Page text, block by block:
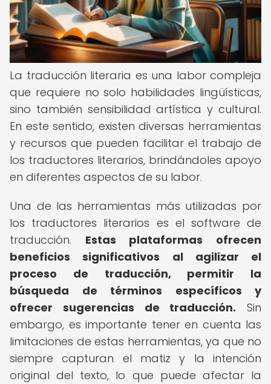
La traducción literaria es una labor compleja
que requiere no solo habilidades lingüísticas,
sino también sensibilidad artística y cultural.
En este sentido, existen diversas herramientas
y recursos que pueden facilitar el trabajo de
los traductores literarios, brindándoles apoyo
en diferentes aspectos de su labor.
Una de las herramientas más utilizadas por
los traductores literarios es el software de
traducción. Estas plataformas ofrecen
beneficios significativos al agilizar el
proceso de traducción, permitir la
búsqueda de términos específicos y
ofrecer sugerencias de traducción. Sin
embargo, es importante tener en cuenta las
limitaciones de estas herramientas, ya que no
siempre capturan el matiz y la intención
original del texto, lo que puede afectar la